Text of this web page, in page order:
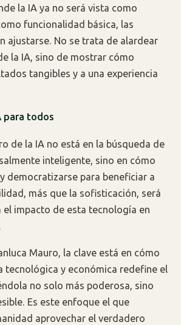
la IA ya no será vista como
funcionalidad básica, las
ajustarse. No se trata de alardear
la IA, sino de mostrar cómo
tangibles y a una experiencia
para todos
de la IA no está en la búsqueda de
inteligente, sino en cómo
democratizarse para beneficiar a
más que la sofisticación, será
el impacto de esta tecnología en
Mauro, la clave está en cómo
tecnológica y económica redefine el
no solo más poderosa, sino
Es este enfoque el que
aprovechar el verdadero